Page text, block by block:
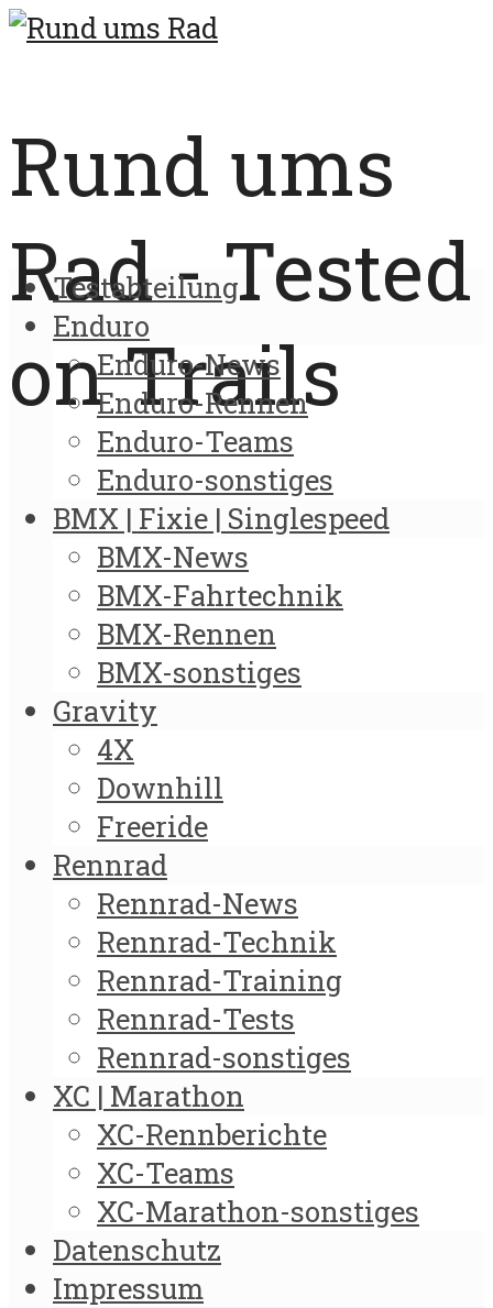
Rund ums
Rad - Tested
on Trails
Testabteilung
Enduro
Enduro-News
Enduro-Rennen
Enduro-Teams
Enduro-sonstiges
BMX | Fixie | Singlespeed
BMX-News
BMX-Fahrtechnik
BMX-Rennen
BMX-sonstiges
Gravity
4X
Downhill
Freeride
Rennrad
Rennrad-News
Rennrad-Technik
Rennrad-Training
Rennrad-Tests
Rennrad-sonstiges
XC | Marathon
XC-Rennberichte
XC-Teams
XC-Marathon-sonstiges
Datenschutz
Impressum